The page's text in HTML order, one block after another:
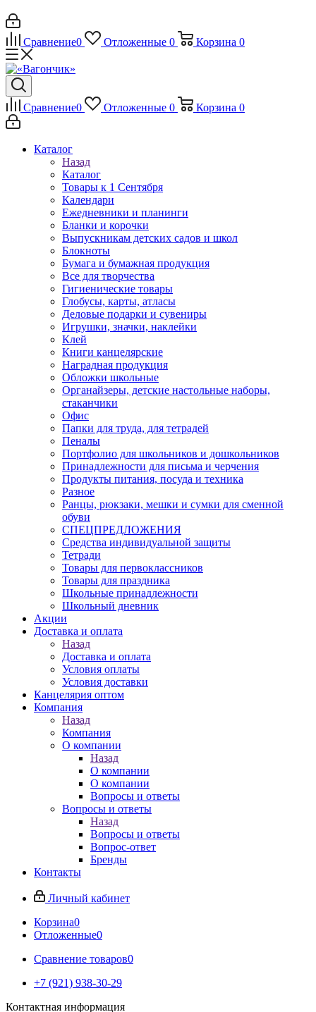
Сравнение0 Отложенные 0 Корзина 0
Сравнение0 Отложенные 0 Корзина 0
Каталог
Назад
Каталог
Товары к 1 Сентября
Календари
Ежедневники и планинги
Бланки и корочки
Выпускникам детских садов и школ
Блокноты
Бумага и бумажная продукция
Все для творчества
Гигиенические товары
Глобусы, карты, атласы
Деловые подарки и сувениры
Игрушки, значки, наклейки
Клей
Книги канцелярские
Наградная продукция
Обложки школьные
Органайзеры, детские настольные наборы,
стаканчики
Офис
Папки для труда, для тетрадей
Пеналы
Портфолио для школьников и дошкольников
Принадлежности для письма и черчения
Продукты питания, посуда и техника
Разное
Ранцы, рюкзаки, мешки и сумки для сменной
обуви
СПЕЦПРЕДЛОЖЕНИЯ
Средства индивидуальной защиты
Тетради
Товары для первоклассников
Товары для праздника
Школьные принадлежности
Школьный дневник
Акции
Доставка и оплата
Назад
Доставка и оплата
Условия оплаты
Условия доставки
Канцелярия оптом
Компания
Назад
Компания
О компании
Назад
О компании
О компании
Вопросы и ответы
Вопросы и ответы
Назад
Вопросы и ответы
Вопрос-ответ
Бренды
Контакты
Личный кабинет
Корзина0
Отложенные0
Сравнение товаров0
+7 (921) 938-30-29
Контактная информация